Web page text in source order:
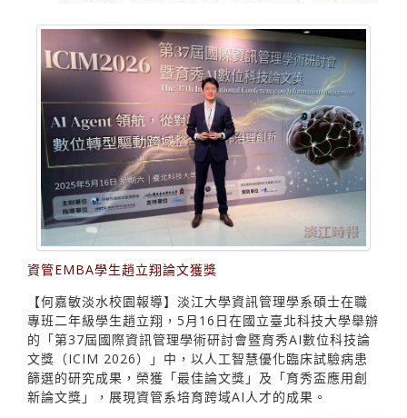
資管EMBA學生趙立翔論文獲獎
【何嘉敏淡水校園報導】淡江大學資訊管理學系碩士在職
專班二年級學生趙立翔，5月16日在國立臺北科技大學舉辦
的「第37屆國際資訊管理學術研討會暨育秀AI數位科技論
文獎（ICIM 2026）」中，以人工智慧優化臨床試驗病患
篩選的研究成果，榮獲「最佳論文獎」及「育秀盃應用創
新論文獎」，展現資管系培育跨域AI人才的成果。